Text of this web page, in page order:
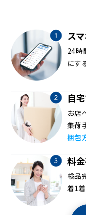
ス
24時
にす
自
お店
集荷
梱包
料
検品
着1